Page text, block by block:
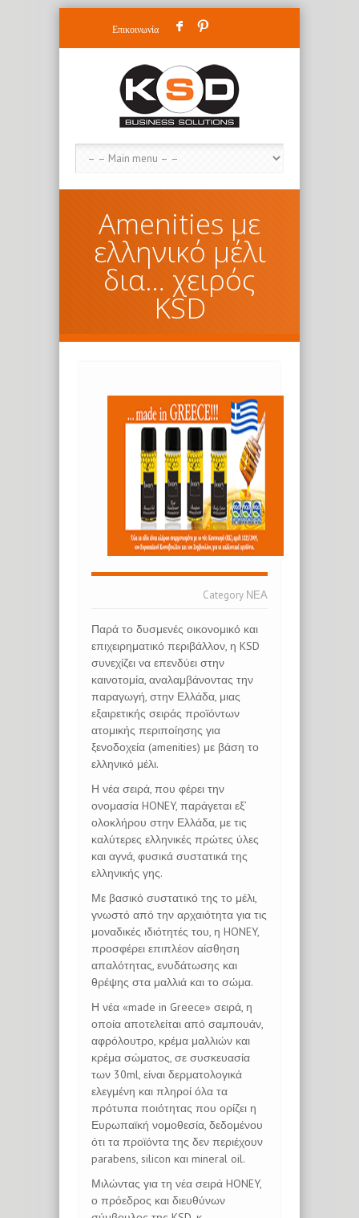
Επικοινωνία F :
Amenities με
ελληνικό μέλι
δια… χειρός
KSD
Category ΝΕΑ
Παρά το δυσμενές οικονομικό και
επιχειρηματικό περιβάλλον, η KSD
συνεχίζει να επενδύει στην
καινοτομία, αναλαμβάνοντας την
παραγωγή, στην Ελλάδα, μιας
εξαιρετικής σειράς προϊόντων
ατομικής περιποίησης για
ξενοδοχεία (amenities) με βάση το
ελληνικό μέλι.
Η νέα σειρά, που φέρει την
ονομασία HONEY, παράγεται εξ’
ολοκλήρου στην Ελλάδα, με τις
καλύτερες ελληνικές πρώτες ύλες
και αγνά, φυσικά συστατικά της
ελληνικής γης.
Με βασικό συστατικό της το μέλι,
γνωστό από την αρχαιότητα για τις
μοναδικές ιδιότητές του, η HONEY,
προσφέρει επιπλέον αίσθηση
απαλότητας, ενυδάτωσης και
θρέψης στα μαλλιά και το σώμα.
Η νέα «made in Greece» σειρά, η
οποία αποτελείται από σαμπουάν,
αφρόλουτρο, κρέμα μαλλιών και
κρέμα σώματος, σε συσκευασία
των 30ml, είναι δερματολογικά
ελεγμένη και πληροί όλα τα
πρότυπα ποιότητας που ορίζει η
Ευρωπαϊκή νομοθεσία, δεδομένου
ότι τα προϊόντα της δεν περιέχουν
parabens, silicon και mineral oil.
Μιλώντας για τη νέα σειρά HONEY,
ο πρόεδρος και διευθύνων